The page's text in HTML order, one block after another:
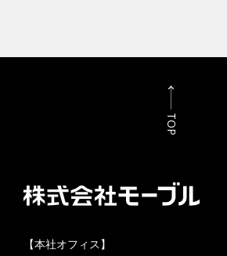
【本社オフィス】
TOP